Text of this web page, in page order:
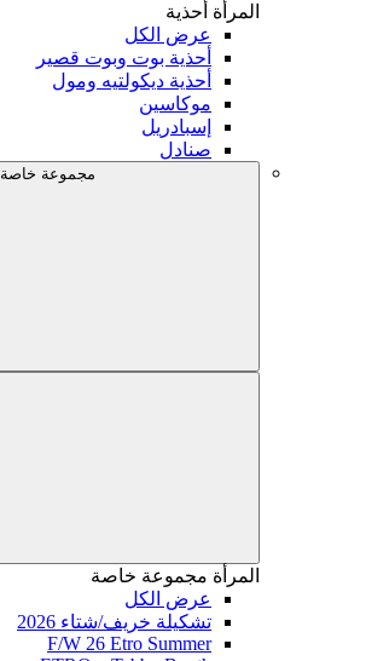
المرأة أحذية
عرض الكل
أحذية بوت وبوت قصير
أحذية ديكولتيه ومول
موكاسين
إسبادريل
صنادل
مجموعة خاصة
المرأة مجموعة خاصة
عرض الكل
تشكيلة خريف/شتاء 2026
F/W 26 Etro Summer